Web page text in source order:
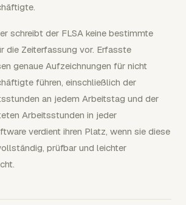
schreibt der FLSA keine bestimmte
die Zeiterfassung vor. Erfasste
genaue Aufzeichnungen für nicht
führen, einschließlich der
an jedem Arbeitstag und der
Arbeitsstunden in jeder
verdient ihren Platz, wenn sie diese
prüfbar und leichter